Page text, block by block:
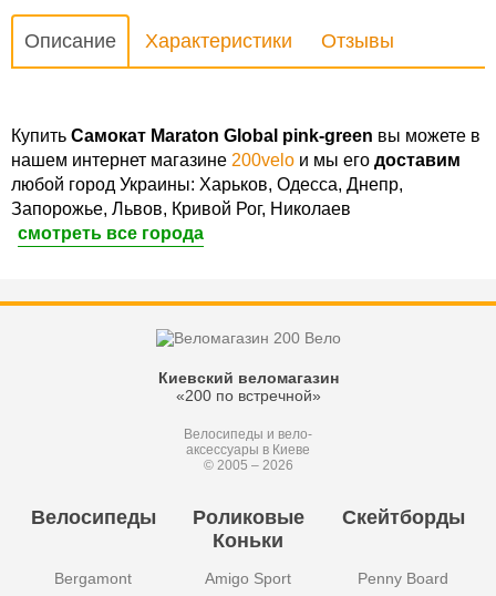
Описание Характеристики Отзывы
Купить Cамокат Maraton Global pink-green вы можете в
нашем интернет магазине 200velo и мы его доставим
любой город Украины: Харьков, Одесса, Днепр,
Запорожье, Львов, Кривой Рог, Николаев
смотреть все города
Киевский веломагазин
«200 по встречной»
Велосипеды и вело-
аксессуары в Киеве
© 2005 – 2026
Велосипеды
Bergamont
Роликовые
Коньки
Amigo Sport
Скейтборды
Penny Board